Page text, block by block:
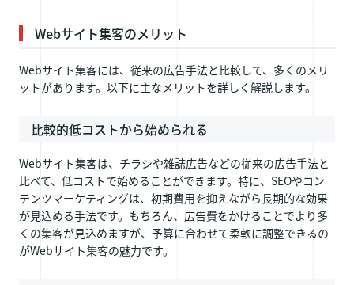
Webサイト集客のメリット
Webサイト集客には、従来の広告手法と比較して、多くのメリ
ットがあります。以下に主なメリットを詳しく解説します。
比較的低コストから始められる
Webサイト集客は、チラシや雑誌広告などの従来の広告手法と
比べて、低コストで始めることができます。特に、SEOやコン
テンツマーケティングは、初期費用を抑えながら長期的な効果
が見込める手法です。もちろん、広告費をかけることでより多
くの集客が見込めますが、予算に合わせて柔軟に調整できるの
がWebサイト集客の魅力です。